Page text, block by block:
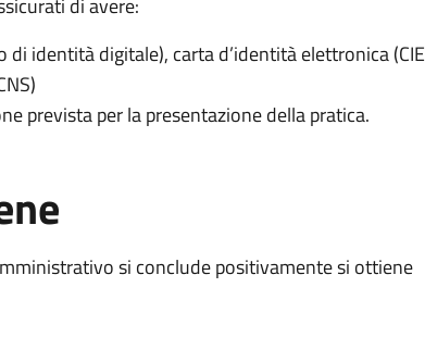
di avere:
di identità digitale), carta d’identità elettronica
prevista per la presentazione della pratica.
si conclude positivamente si ottiene